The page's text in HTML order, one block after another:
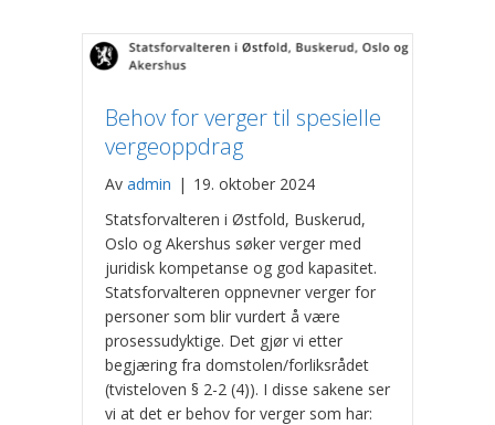
Behov for verger til spesielle
vergeoppdrag
Av admin | 19. oktober 2024
Statsforvalteren i Østfold, Buskerud,
Oslo og Akershus søker verger med
juridisk kompetanse og god kapasitet.
Statsforvalteren oppnevner verger for
personer som blir vurdert å være
prosessudyktige. Det gjør vi etter
begjæring fra domstolen/forliksrådet
(tvisteloven § 2-2 (4)). I disse sakene ser
vi at det er behov for verger som har: